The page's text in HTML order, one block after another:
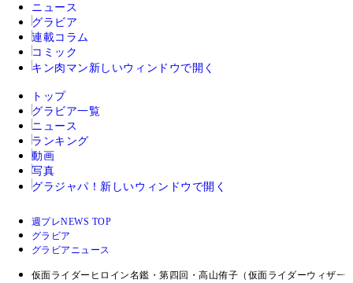
ニュース
グラビア
連載コラム
コミック
キン肉マン 新しいウィンドウで開く
トップ
グラビア一覧
ニュース
ランキング
動画
写真
グラジャパ！ 新しいウィンドウで開く
週プレNEWS TOP
グラビア
グラビアニュース
仮面ライダーヒロイン名鑑・第四回・高山侑子（仮面ライダーウィザ